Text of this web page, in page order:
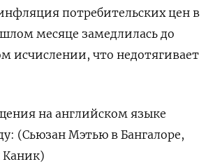
потребительских цен в
месяце замедлилась до
исчислении, что недотягивает
на английском языке
(Сьюзан Мэтью в Бангалоре,
Каник)